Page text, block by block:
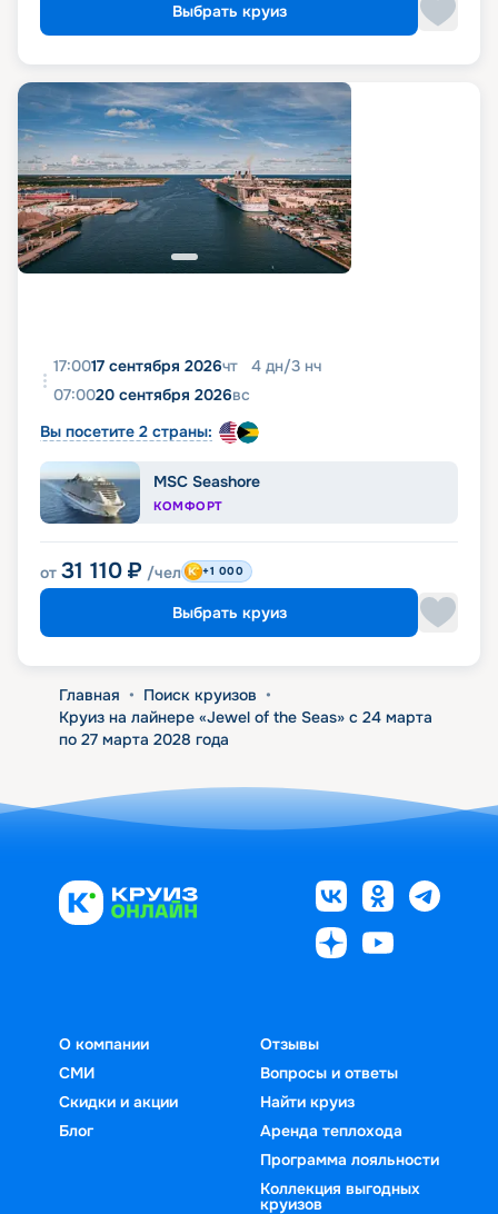
Выбрать круиз
17:0017 сентября 2026чт 4 дн/3 нч
07:0020 сентября 2026вс
Вы посетите 2 страны:
MSC Seashore
КОМФОРТ
от 31 110 ₽ /чел +1 000
Выбрать круиз
Главная • Поиск круизов •
Круиз на лайнере «Jewel of the Seas» с 24 марта
по 27 марта 2028 года
О компании
СМИ
Скидки и акции
Блог
Отзывы
Вопросы и ответы
Найти круиз
Аренда теплохода
Программа лояльности
Коллекция выгодных
круизов